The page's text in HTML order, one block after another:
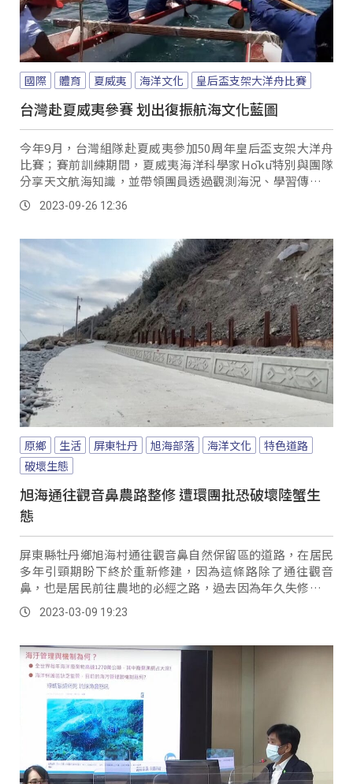
國際 體育 夏威夷 海洋文化 皇后盃支架大洋舟比賽
台灣赴夏威夷參賽 划出復振航海文化藍圖
今年9月，台灣組隊赴夏威夷參加50周年皇后盃支架大洋舟
比賽；賽前訓練期間，夏威夷海洋科學家Hōkū特別與團隊
分享天文航海知識，並帶領團員透過觀測海況、學習傳統歌
謠、編織lei花環等，學習夏威夷原住民與海洋、土地的共存
模式。2023-09-26 12:36
原鄉 生活 屏東牡丹 旭海部落 海洋文化
特色道路
破壞生態
旭海通往觀音鼻農路整修 遭環團批恐破壞陸蟹生
態
屏東縣牡丹鄉旭海村通往觀音鼻自然保留區的道路，在居民
多年引頸期盼下終於重新修建，因為這條路除了通往觀音
鼻，也是居民前往農地的必經之路，過去因為年久失修加上
不時落石坍方，造成許多不便，萬萬沒想到這條路卻遭環保
團體怒批，路旁矮牆阻斷陸蟹到海邊產卵，執行道路改善工
2023-03-09 19:23